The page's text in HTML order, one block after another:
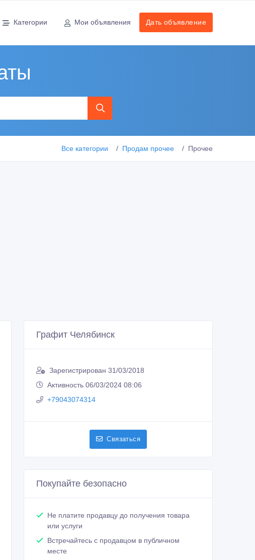
Категории Мои объявления Дать объявление
Все категории Продам прочее Прочее
Графит Челябинск
Зарегистрирован 31/03/2018
Активность 06/03/2024 08:06
+79043074314
Связаться
Покупайте безопасно
Не платите продавцу до получения товара
или услуги
Встречайтесь с продавцом в публичном
месте